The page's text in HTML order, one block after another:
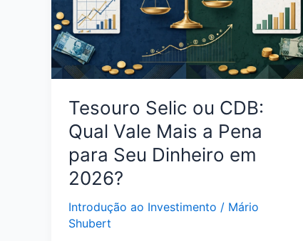
Tesouro Selic ou CDB:
Qual Vale Mais a Pena
para Seu Dinheiro em
2026?
Introdução ao Investimento / Mário
Shubert